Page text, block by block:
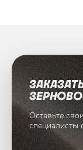
Оставьте
специалисты